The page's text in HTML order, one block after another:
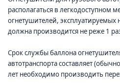
располагаться в легкодоступном
огнетушителей, эксплуатируемых
должна производится не реже 1
Срок службы баллона
автотранспорта составляет
лет необходимо производить